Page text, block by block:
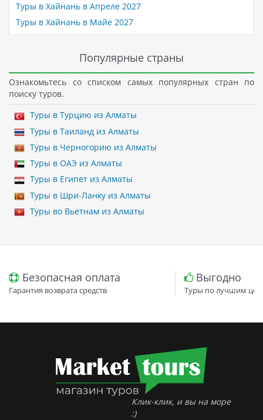
Туры в Хайнань в Апреле 2027
Туры в Хайнань в Майе 2027
Популярные страны
Ознакомьтесь со списком самых популярных стран по
поиску туров.
Туры в Турцию из Алматы
Туры в Таиланд из Алматы
Туры в Черногорию из Алматы
Туры в ОАЭ из Алматы
Туры в Египет из Алматы
Туры в Шри-Ланку из Алматы
Туры во Вьетнам из Алматы
Безопасная оплата
Гарантия возврата средств
Выгодно
Туры по лучшим
Клик-клик, и вы на море
:)